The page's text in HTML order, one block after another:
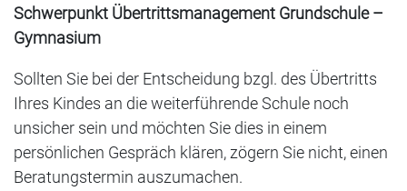
Schwerpunkt Übertrittsmanagement Grundschule –
Gymnasium
Sollten Sie bei der Entscheidung bzgl. des Übertritts
Ihres Kindes an die weiterführende Schule noch
unsicher sein und möchten Sie dies in einem
persönlichen Gespräch klären, zögern Sie nicht, einen
Beratungstermin auszumachen.